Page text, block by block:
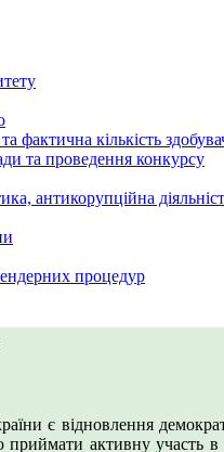
фактична кількість
та проведення конкурсу
антикорупційна
процедур
є відновлення
активну участь